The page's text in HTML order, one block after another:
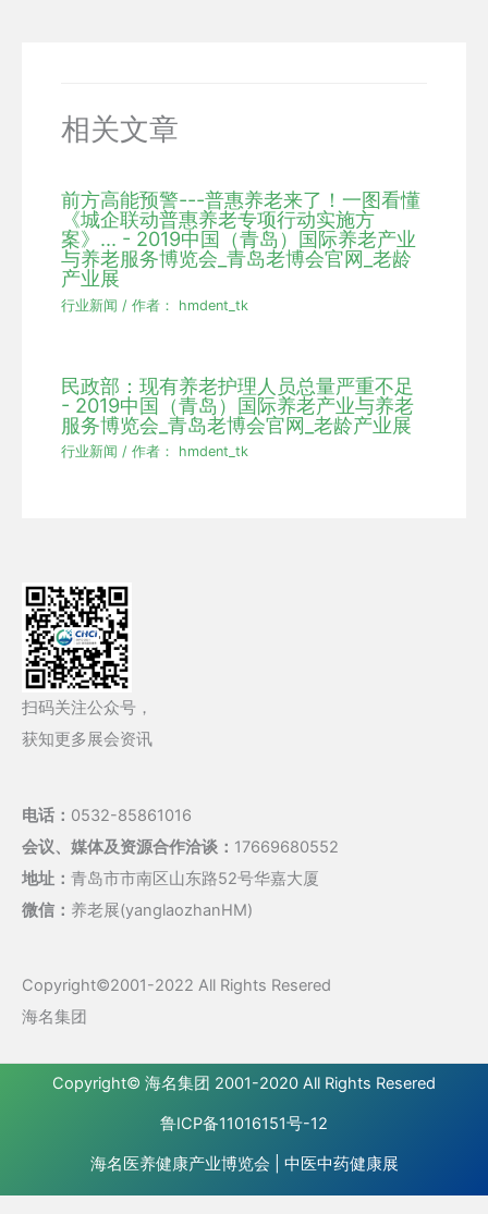
相关文章
前方高能预警---普惠养老来了！一图看懂
《城企联动普惠养老专项行动实施方
案》... - 2019中国（青岛）国际养老产业
与养老服务博览会_青岛老博会官网_老龄
产业展
行业新闻 / 作者： hmdent_tk
民政部：现有养老护理人员总量严重不足
- 2019中国（青岛）国际养老产业与养老
服务博览会_青岛老博会官网_老龄产业展
行业新闻 / 作者： hmdent_tk
扫码关注公众号，
获知更多展会资讯
电话： 0532-85861016
会议、媒体及资源合作洽谈： 17669680552
地址： 青岛市市南区山东路52号华嘉大厦
微信： 养老展(yanglaozhanHM)
Copyright©2001-2022 All Rights Resered
海名集团
Copyright© 海名集团 2001-2020 All Rights Resered
鲁ICP备11016151号-12
海名医养健康产业博览会 中医中药健康展